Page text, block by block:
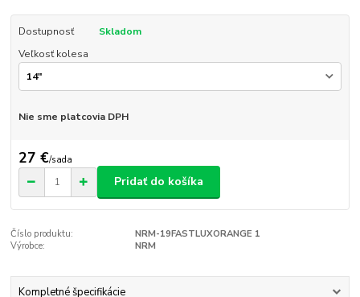
Dostupnosť
Skladom
Veľkosť kolesa
Nie sme platcovia DPH
27 €/sada
Pridať do košíka
Číslo produktu:
NRM-19FASTLUXORANGE 1
Výrobce:
NRM
Kompletné špecifikácie